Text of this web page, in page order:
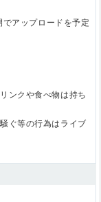
アップロードを予定
ンクや食べ物は持ち
ぐ等の行為はライブ